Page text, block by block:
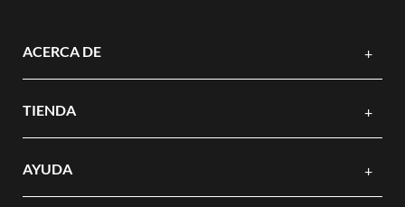
ACERCA DE +
TIENDA +
AYUDA +